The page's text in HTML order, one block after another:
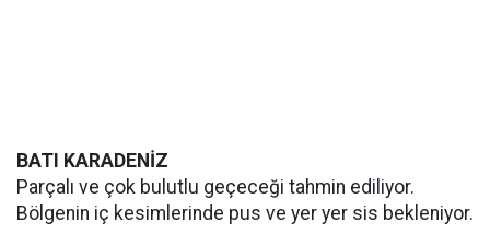
BATI KARADENİZ
Parçalı ve çok bulutlu geçeceği tahmin ediliyor.
Bölgenin iç kesimlerinde pus ve yer yer sis bekleniyor.